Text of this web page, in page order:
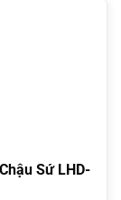
Sứ LHD-